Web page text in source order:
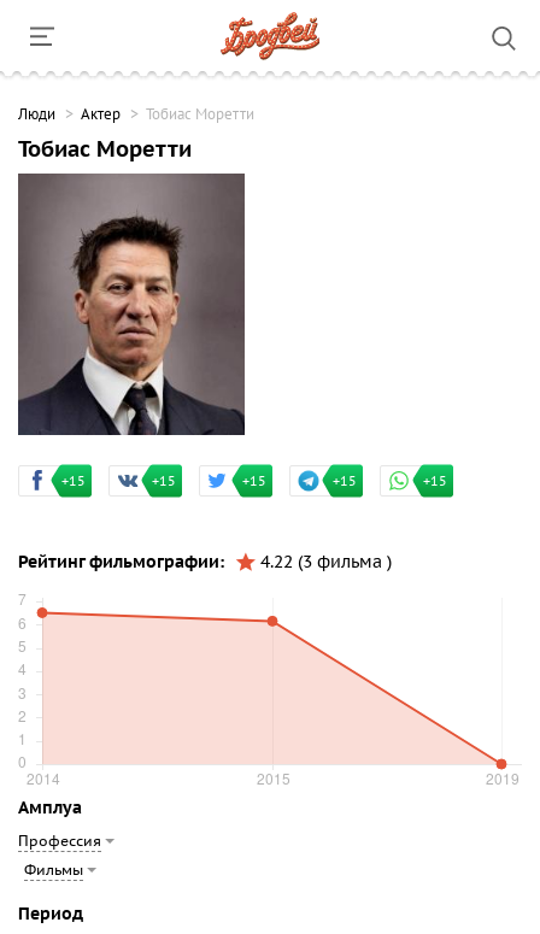
Люди Актер Тобиас Моретти
Тобиас Моретти
+15 +15 +15 +15 +15
Рейтинг фильмографии: 4.22 (3 фильма )
Амплуа
Профессия
Фильмы
Период